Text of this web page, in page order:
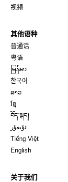
视频
其他语种
普通话
粤语
မြန်မာ
한국어
ລາວ
ខ្មែ
བོད་སྐད།
ئۇيغۇر
Tiếng Việt
English
关于我们